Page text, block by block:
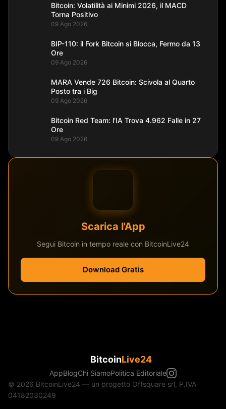
Bitcoin: Volatilità ai Minimi 2026, il MACD
Torna Positivo
09 Ago 2026
BIP-110: il Fork Bitcoin si Blocca, Fermo da 13
Ore
09 Ago 2026
MARA Vende 726 Bitcoin: Scivola al Quarto
Posto tra i Big
09 Ago 2026
Bitcoin Red Team: l’IA Trova 4.962 Falle in 27
Ore
09 Ago 2026
Scarica l'App
Segui Bitcoin in tempo reale con BitcoinLive24
Download Gratis
BitcoinLive24
AppBlogChi SiamoPolitica Editoriale
© 2026 BitcoinLive24 — un progetto Offsquare srl, P.IVA
04182030249